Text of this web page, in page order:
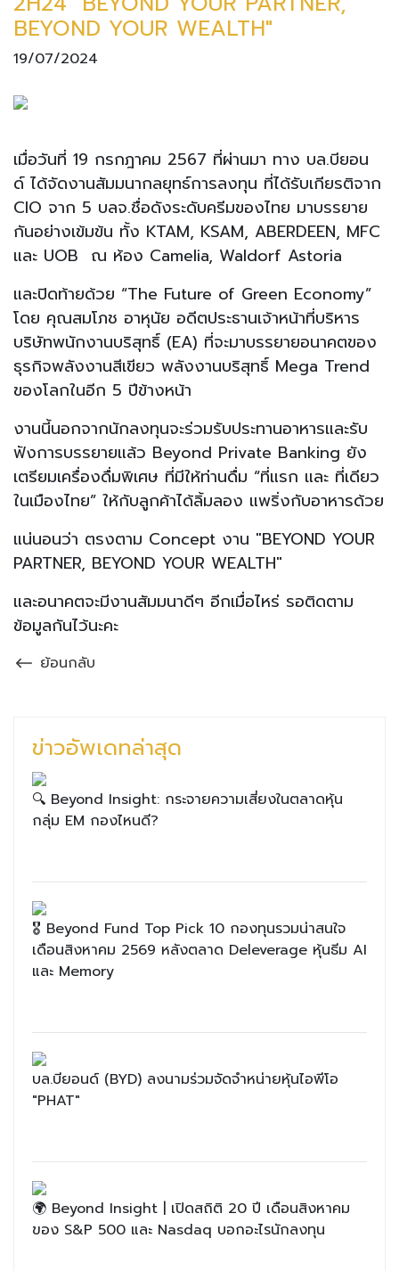
BEYOND YOUR WEALTH"
19/07/2024
เมื่อวันที่ 19 กรกฎาคม 2567 ที่ผ่านมา ทาง บล.บียอน
ด์ ได้จัดงานสัมมนากลยุทธ์การลงทุน ที่ได้รับเกียรติจาก
CIO จาก 5 บลจ.ชื่อดังระดับครีมของไทย มาบรรยาย
กันอย่างเข้มข้น ทั้ง KTAM, KSAM, ABERDEEN, MFC
และ UOB ณ ห้อง Camelia, Waldorf Astoria
และปิดท้ายด้วย “The Future of Green Economy”
โดย คุณสมโภช อาหุนัย อดีตประธานเจ้าหน้าที่บริหาร
บริษัทพนักงานบริสุทธิ์ (EA) ที่จะมาบรรยายอนาคตของ
ธุรกิจพลังงานสีเขียว พลังงานบริสุทธิ์ Mega Trend
ของโลกในอีก 5 ปีข้างหน้า
งานนี้นอกจากนักลงทุนจะร่วมรับประทานอาหารและรับ
ฟังการบรรยายแล้ว Beyond Private Banking ยัง
เตรียมเครื่องดื่มพิเศษ ที่มีให้ท่านดื่ม “ที่แรก และ ที่เดียว
ในเมืองไทย” ให้กับลูกค้าได้ลิ้มลอง แพริ่งกับอาหารด้วย
แน่นอนว่า ตรงตาม Concept งาน "BEYOND YOUR
PARTNER, BEYOND YOUR WEALTH"
และอนาคตจะมีงานสัมมนาดีๆ อีกเมื่อไหร่ รอติดตาม
ข้อมูลกันไว้นะคะ
ย้อนกลับ
ข่าวอัพเดทล่าสุด
🔍 Beyond Insight: กระจายความเสี่ยงในตลาดหุ้น
กลุ่ม EM กองไหนดี?
🎖 Beyond Fund Top Pick 10 กองทุนรวมน่าสนใจ
เดือนสิงหาคม 2569 หลังตลาด Deleverage หุ้นธีม AI
และ Memory
บล.บียอนด์ (BYD) ลงนามร่วมจัดจำหน่ายหุ้นไอพีโอ
"PHAT"
🌍 Beyond Insight | เปิดสถิติ 20 ปี เดือนสิงหาคม
ของ S&P 500 และ Nasdaq บอกอะไรนักลงทุน